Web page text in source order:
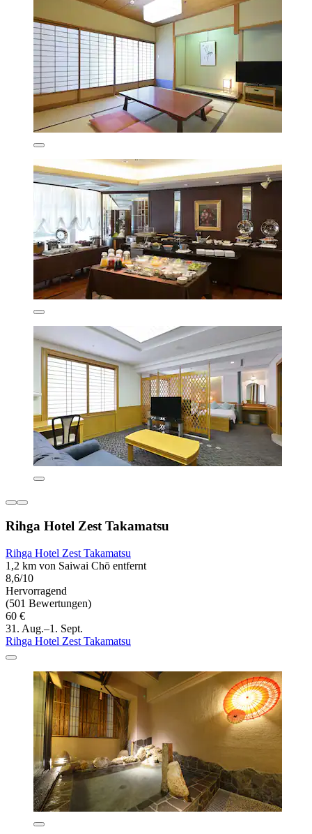
Rihga Hotel Zest Takamatsu
Rihga Hotel Zest Takamatsu
1,2 km von Saiwai Chō entfernt
8,6/10
Hervorragend
(501 Bewertungen)
60 €
31. Aug.–1. Sept.
Rihga Hotel Zest Takamatsu